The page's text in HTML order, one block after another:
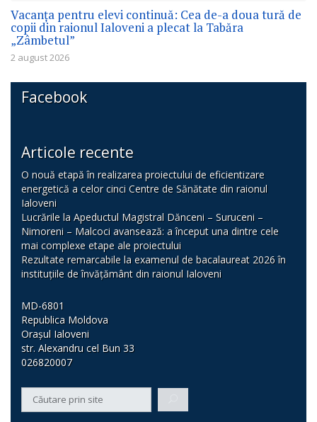
Vacanța pentru elevi continuă: Cea de-a doua tură de
copii din raionul Ialoveni a plecat la Tabăra
„Zâmbetul”
2 august 2026
Facebook
Articole recente
O nouă etapă în realizarea proiectului de eficientizare
energetică a celor cinci Centre de Sănătate din raionul
Ialoveni
Lucrările la Apeductul Magistral Dănceni – Suruceni –
Nimoreni – Malcoci avansează: a început una dintre cele
mai complexe etape ale proiectului
Rezultate remarcabile la examenul de bacalaureat 2026 în
instituțiile de învățământ din raionul Ialoveni
MD-6801
Republica Moldova
Orașul Ialoveni
str. Alexandru cel Bun 33
026820007